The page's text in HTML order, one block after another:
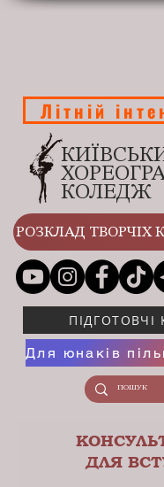
КОЛЕДЖ
Літній
РОЗКЛАД ТВОРЧІХ
ПІДГОТОВЧІ
ДЛЯ